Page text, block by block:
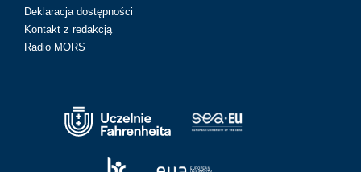
Deklaracja dostępności
Kontakt z redakcją
Radio MORS